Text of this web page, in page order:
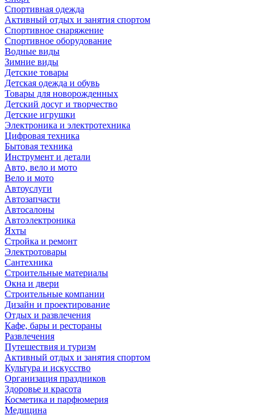
Спортивная одежда
Активный отдых и занятия спортом
Спортивное снаряжение
Спортивное оборудование
Водные виды
Зимние виды
Детские товары
Детская одежда и обувь
Товары для новорожденных
Детский досуг и творчество
Детские игрушки
Электроника и электротехника
Цифровая техника
Бытовая техника
Инструмент и детали
Авто, вело и мото
Вело и мото
Автоуслуги
Автозапчасти
Автосалоны
Автоэлектроника
Яхты
Стройка и ремонт
Электротовары
Сантехника
Строительные материалы
Окна и двери
Строительные компании
Дизайн и проектирование
Отдых и развлечения
Кафе, бары и рестораны
Развлечения
Путешествия и туризм
Активный отдых и занятия спортом
Культура и искусство
Организация праздников
Здоровье и красота
Косметика и парфюмерия
Медицина